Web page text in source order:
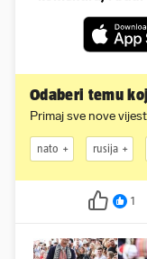
Odaberi temu
Primaj sve nove
nato rusija
1